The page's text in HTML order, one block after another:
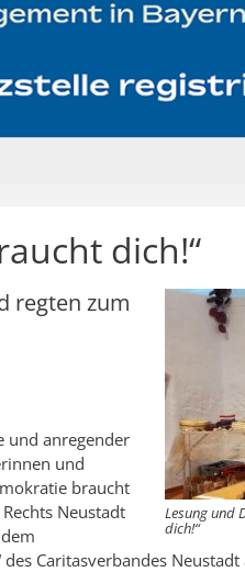
dich!“
Lesung und
dich!“
regten zum
und anregender
und
braucht
Neustadt
Caritasverbandes